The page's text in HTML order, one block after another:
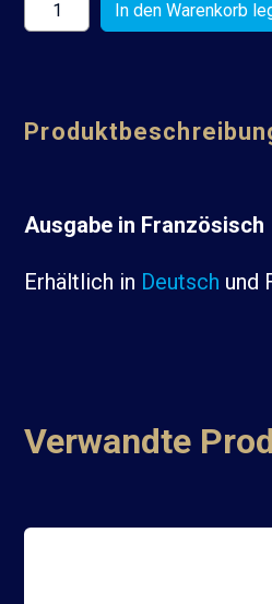
Ausgabe in Französisch
Erhältlich in Deutsch und
Verwandte